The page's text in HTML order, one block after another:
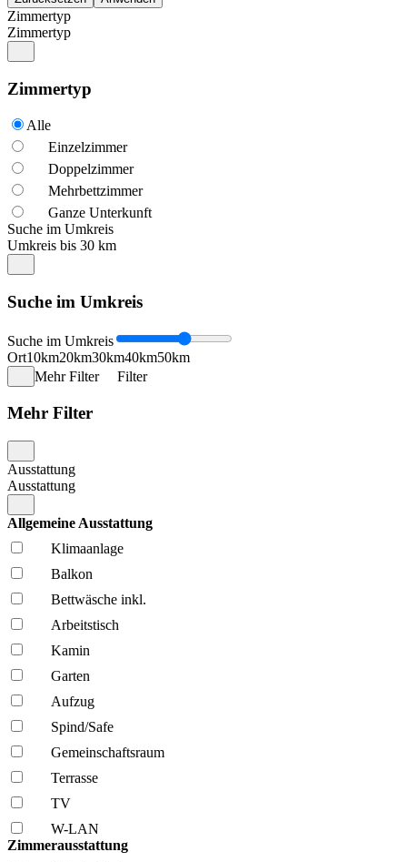
Zimmertyp
Zimmertyp
Zimmertyp
Alle
Einzelzimmer
Doppelzimmer
Mehrbettzimmer
Ganze Unterkunft
Suche im Umkreis
Umkreis bis 30 km
Suche im Umkreis
Suche im Umkreis
Ort10km20km30km40km50km
Mehr Filter
Filter
Mehr Filter
Ausstattung
Ausstattung
Allgemeine Ausstattung
Klima­anlage
Balkon
Bettwäsche inkl.
Arbeitstisch
Kamin
Garten
Aufzug
Spind/Safe
Gemeinschafts­raum
Terrasse
TV
W-LAN
Zimmerausstattung